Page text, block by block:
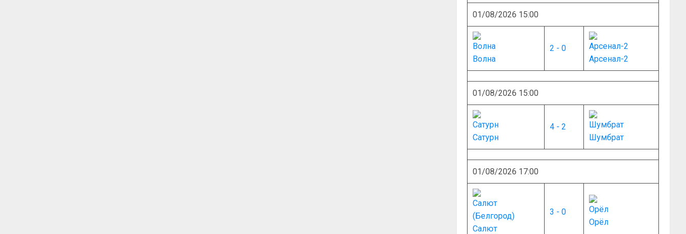
01/08/2026 15:00
Волна
2 - 0
Арсенал-2
01/08/2026 15:00
Сатурн
4 - 2
Шумбрат
01/08/2026 17:00
Салют
3 - 0
Орёл